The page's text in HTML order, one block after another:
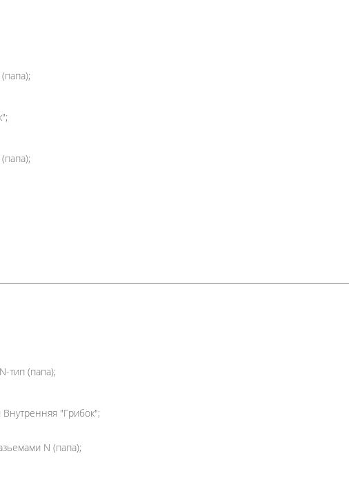
тип (папа);
"Грибок";
N (папа);